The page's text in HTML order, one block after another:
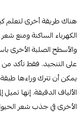
هناك طريقة أخرى لتعلم
الكهرباء الساكنة ومنع
والأسطح الصلبة الأخرى
على التنجيد. فقط تأكد من
يمكن أن تترك وراءها
الألياف الدقيقة. إنها
الأخرى في جذب شعر